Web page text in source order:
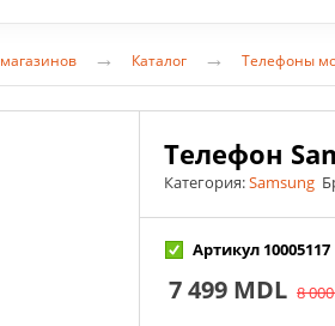
→ Каталог → Телефоны
Телефон
Категория:Samsung
Артикул 10005117
7 499 MDL 8